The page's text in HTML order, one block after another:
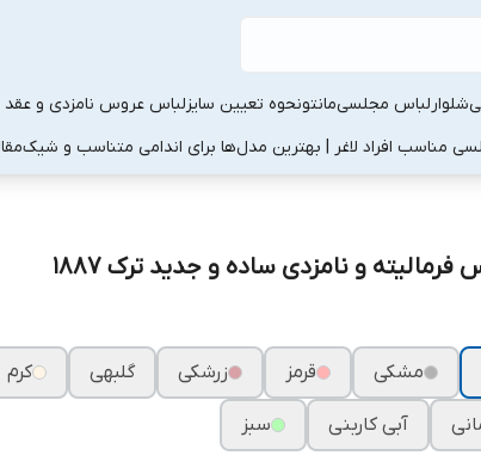
شلوارلباس مجلسیمانتونحوه تعیین سایزلباس عروس نامزدی و عقد
مناسب افراد لاغر | بهترین مدل‌ها برای اندامی متناسب و شیک
و نامزدی ساده و جدید ترک ۱۸۸۷
مشکی قرمز زرشکی گلبهی کرم
آبی کاربنی
سبز